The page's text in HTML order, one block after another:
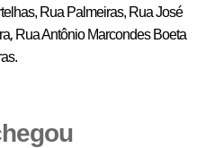
Rua Palmeiras, Rua José
, Rua Antônio Marcondes Boeta